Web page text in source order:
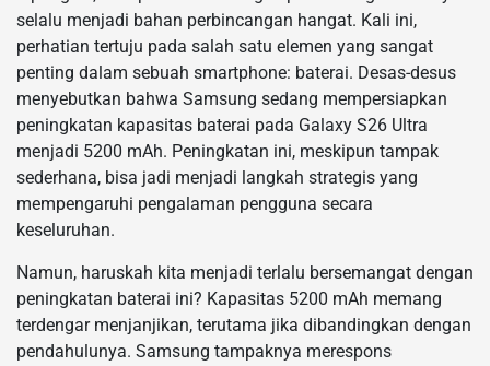
selalu menjadi bahan perbincangan hangat. Kali ini,
perhatian tertuju pada salah satu elemen yang sangat
penting dalam sebuah smartphone: baterai. Desas-desus
menyebutkan bahwa Samsung sedang mempersiapkan
peningkatan kapasitas baterai pada Galaxy S26 Ultra
menjadi 5200 mAh. Peningkatan ini, meskipun tampak
sederhana, bisa jadi menjadi langkah strategis yang
mempengaruhi pengalaman pengguna secara
keseluruhan.
Namun, haruskah kita menjadi terlalu bersemangat dengan
peningkatan baterai ini? Kapasitas 5200 mAh memang
terdengar menjanjikan, terutama jika dibandingkan dengan
pendahulunya. Samsung tampaknya merespons